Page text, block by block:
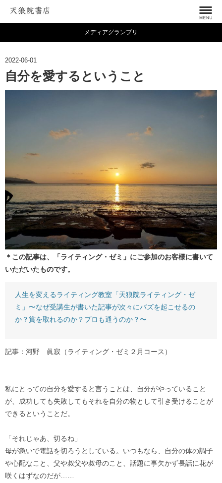
メディアグランプリ
2022-06-01
自分を愛するということ
＊この記事は、「ライティング・ゼミ」にご参加のお客様に書いて
いただいたものです。
人生を変えるライティング教室「天狼院ライティング・ゼ
ミ」〜なぜ受講生が書いた記事が次々にバズを起こせるの
か？賞を取れるのか？プロも通うのか？〜
記事：河野 眞寂（ライティング・ゼミ２月コース）
私にとっての自分を愛すると言うことは、自分がやっていること
が、成功しても失敗してもそれを自分の物として引き受けることが
できるということだ。
「それじゃあ、切るね」
母が急いで電話を切ろうとしている。いつもなら、自分の体の調子
や心配なこと、父や叔父や叔母のこと、話題に事欠かず長話に花が
咲くはずなのだが……